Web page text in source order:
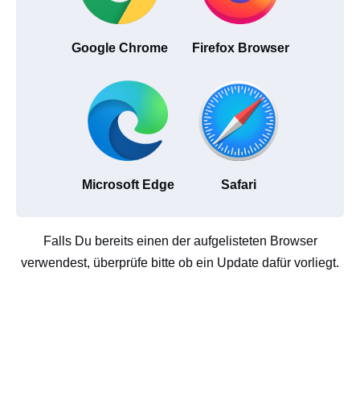
Google Chrome Firefox Browser
Microsoft Edge Safari
Falls Du bereits einen der aufgelisteten Browser
verwendest, überprüfe bitte ob ein Update dafür vorliegt.